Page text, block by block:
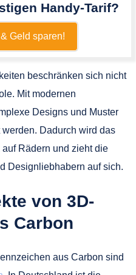
Handy-Tarif?
Geld sparen!
beschränken sich nicht
Mit modernen
Designs und Muster
Dadurch wird das
Rädern und zieht die
Designliebhabern auf sich.
von 3D-
Carbon
aus Carbon sind